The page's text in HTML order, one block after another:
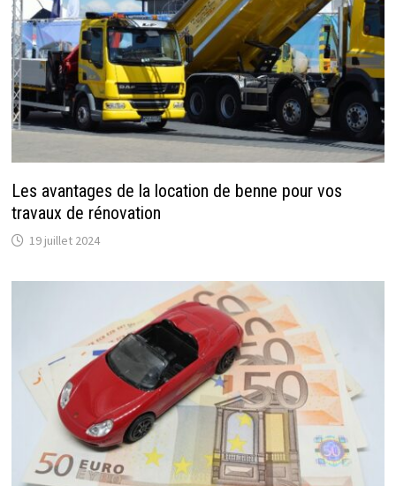
Les avantages de la location de benne pour vos
travaux de rénovation
19 juillet 2024